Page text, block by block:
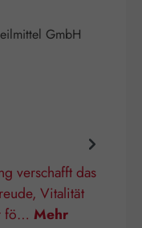
GmbH
verschafft das
Vitalität
fö… Mehr